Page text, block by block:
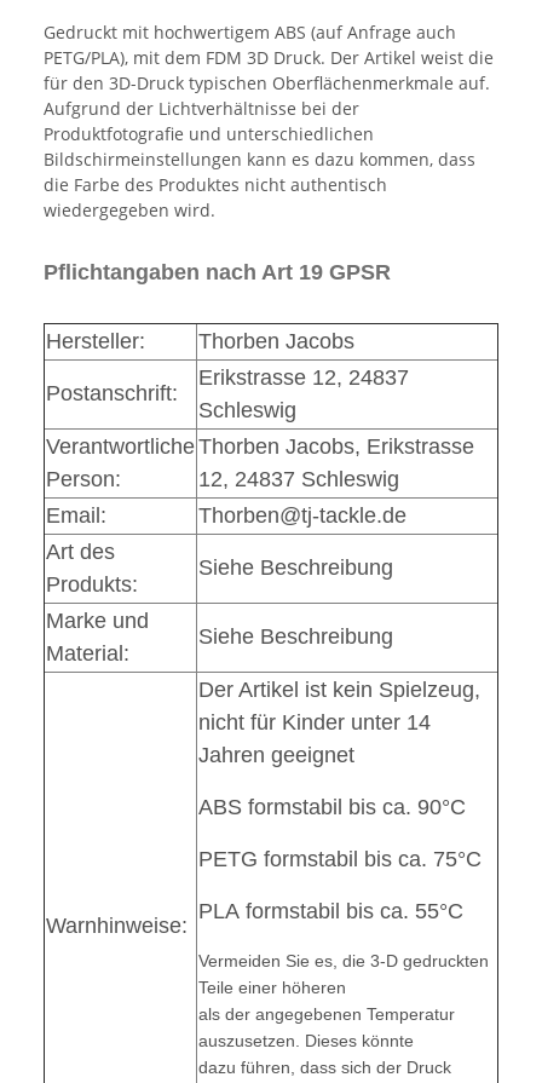
Gedruckt mit hochwertigem ABS (auf Anfrage auch
PETG/PLA), mit dem FDM 3D Druck. Der Artikel weist die
für den 3D-Druck typischen Oberflächenmerkmale auf.
Aufgrund der Lichtverhältnisse bei der
Produktfotografie und unterschiedlichen
Bildschirmeinstellungen kann es dazu kommen, dass
die Farbe des Produktes nicht authentisch
wiedergegeben wird.
Pflichtangaben nach Art 19 GPSR
Hersteller: Thorben Jacobs
Postanschrift:
Erikstrasse 12, 24837
Schleswig
Verantwortliche
Person:
Thorben Jacobs, Erikstrasse
12, 24837 Schleswig
Email:
Thorben@tj-tackle.de
Art des
Produkts:
Siehe Beschreibung
Marke und
Material:
Siehe Beschreibung
Warnhinweise:
Der Artikel ist kein Spielzeug,
nicht für Kinder unter 14
Jahren geeignet
ABS formstabil bis ca. 90°C
PETG formstabil bis ca. 75°C
PLA formstabil bis ca. 55°C
Vermeiden Sie es, die 3-D gedruckten
Teile einer höheren
als der angegebenen Temperatur
auszusetzen. Dieses könnte
dazu führen, dass sich der Druck